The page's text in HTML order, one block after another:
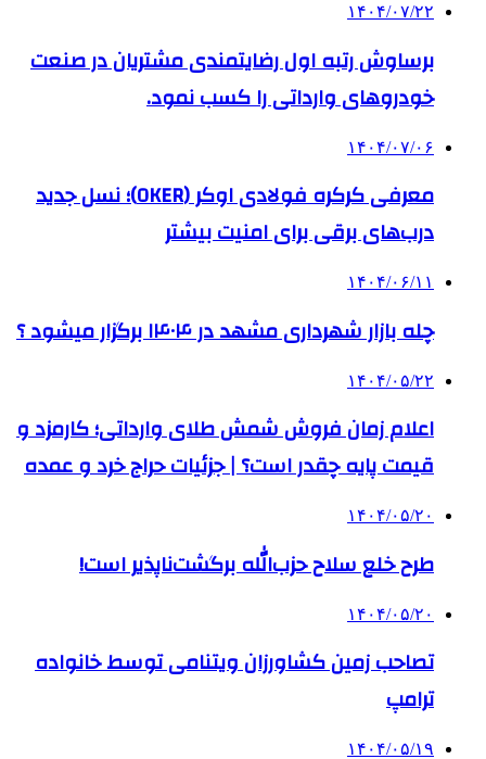
۱۴۰۴/۰۷/۲۲
برساوش رتبه اول رضایتمندی مشتریان در صنعت
خودروهای وارداتی را کسب نمود.
۱۴۰۴/۰۷/۰۶
معرفی کرکره فولادی اوکر (OKER)؛ نسل جدید
درب‌های برقی برای امنیت بیشتر
۱۴۰۴/۰۶/۱۱
چله بازار شهرداری مشهد در ۱۴۰۴ برگزار میشود ؟
۱۴۰۴/۰۵/۲۲
اعلام زمان فروش شمش طلای وارداتی؛ کارمزد و
قیمت پایه چقدر است؟ | جزئیات حراج خرد و عمده
۱۴۰۴/۰۵/۲۰
طرح خلع سلاح حزب‌الله برگشت‌ناپذیر است!
۱۴۰۴/۰۵/۲۰
تصاحب زمین کشاورزان ویتنامی توسط خانواده
ترامپ
۱۴۰۴/۰۵/۱۹